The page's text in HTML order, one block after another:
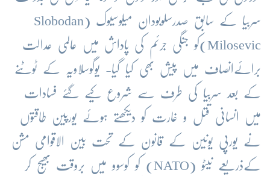
سربیا کے سابق صدرسلوبودان میلوسیوک (Slobodan
Milosevic )کو جنگی جرئم کی پاداش میں عالمی عدالت
برائےانصاف میں پیش بھی کیا گیا- یوگوسلاویہ کے ٹوٹنے
کے بعد سربیا کی طرف سے شروع کیے گئے فسادات
میں انسانی قتل و غارت کو دیکھتے ہوئے یورپین طاقتوں
نے یورپی یونین کے قانون کے تحت بین الاقوامی مشن
کےذریعے نیٹو (NATO ) کو کوسوو میں بروقت بھیج کر